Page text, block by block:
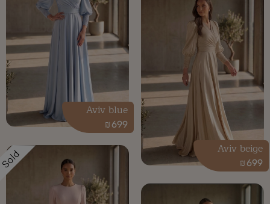
699
₪
Aviv beige
699
₪
Aviv blue
Sold